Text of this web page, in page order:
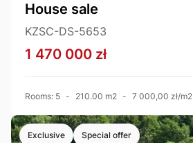
House sale
KZSC-DS-5653
1 470 000 zł
Rooms: 5 - 210.00 m2 - 7 000,00 zł/m2
Exclusive Special offer